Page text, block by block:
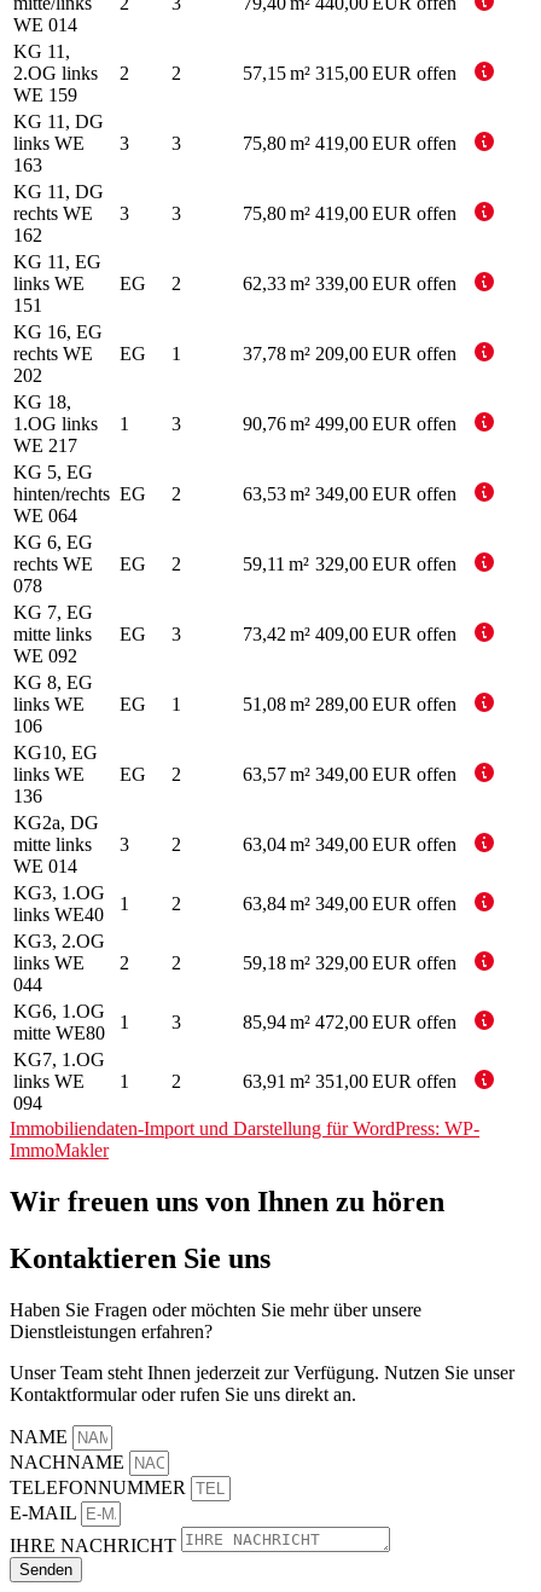
WE 014
KG 11,
2.OG links
WE 159
2 2 57,15 m² 315,00 EUR offen
KG 11, DG
links WE
163
3 3 75,80 m² 419,00 EUR offen
KG 11, DG
rechts WE
162
3 3 75,80 m² 419,00 EUR offen
KG 11, EG
links WE
151
EG 2 62,33 m² 339,00 EUR offen
KG 16, EG
rechts WE
202
EG 1 37,78 m² 209,00 EUR offen
KG 18,
1.OG links
WE 217
1 3 90,76 m² 499,00 EUR offen
KG 5, EG
hinten/rechts
WE 064
EG 2 63,53 m² 349,00 EUR offen
KG 6, EG
rechts WE
078
EG 2 59,11 m² 329,00 EUR offen
KG 7, EG
mitte links
WE 092
EG 3 73,42 m² 409,00 EUR offen
KG 8, EG
links WE
106
EG 1 51,08 m² 289,00 EUR offen
KG10, EG
links WE
136
EG 2 63,57 m² 349,00 EUR offen
KG2a, DG
mitte links
WE 014
3 2 63,04 m² 349,00 EUR offen
KG3, 1.OG
links WE40
1 2 63,84 m² 349,00 EUR offen
KG3, 2.OG
links WE
044
2 2 59,18 m² 329,00 EUR offen
KG6, 1.OG
mitte WE80
1 3 85,94 m² 472,00 EUR offen
KG7, 1.OG
links WE
094
1 2 63,91 m² 351,00 EUR offen
Immobiliendaten-Import und Darstellung für WordPress: WP-
ImmoMakler
Wir freuen uns von Ihnen zu hören
Kontaktieren Sie uns
Haben Sie Fragen oder möchten Sie mehr über unsere
Dienstleistungen erfahren?
Unser Team steht Ihnen jederzeit zur Verfügung. Nutzen Sie unser
Kontaktformular oder rufen Sie uns direkt an.
NAME
NACHNAME
TELEFONNUMMER
E-MAIL
IHRE NACHRICHT
Senden